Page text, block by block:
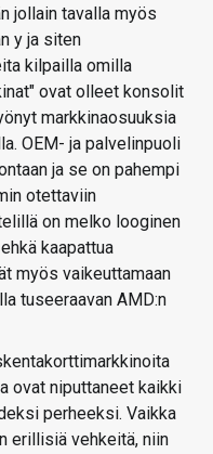
jollain tavalla myös
y ja siten
kilpailla omilla
ovat olleet konsolit
markkinaosuuksia
OEM- ja palvelinpuoli
ja se on pahempi
otettaviin
on melko looginen
kaapattua
myös vaikeuttamaan
tuseeraavan AMD:n
ovat niputtaneet kaikki
perheeksi. Vaikka
erillisiä vehkeitä, niin